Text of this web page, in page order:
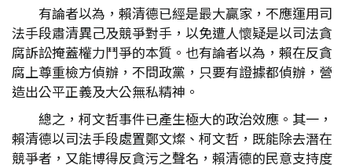
有論者以為，賴清德已經是最大贏家，不應運用司
法手段肅清異己及競爭對手，以免遭人懷疑是以司法貪
腐訴訟掩蓋權力鬥爭的本質。也有論者以為，賴在反貪
腐上尊重檢方偵辦，不問政黨，只要有證據都偵辦，營
造出公平正義及大公無私精神。
總之，柯文哲事件已產生極大的政治效應。其一，
賴清德以司法手段處置鄭文燦、柯文哲，既能除去潛在
競爭者，又能博得反貪污之聲名，賴清德的民意支持度